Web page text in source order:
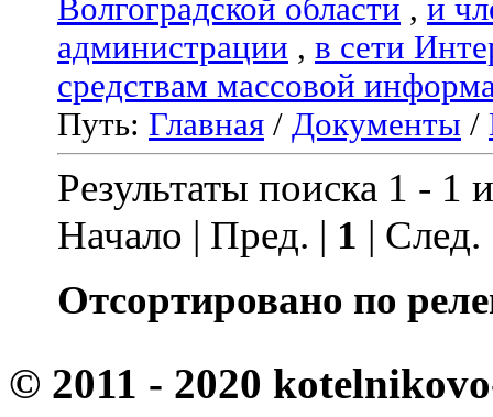
Волгоградской области , и
администрации , в сети
средствам массовой
Путь: Главная / Документы /
Результаты поиска 1 - 1
Начало | Пред. | 1 |
Отсортировано по
© 2011 - 2020